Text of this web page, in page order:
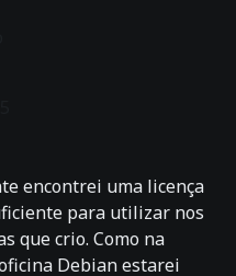
encontrei uma licença
para utilizar nos
que crio. Como na
Debian estarei